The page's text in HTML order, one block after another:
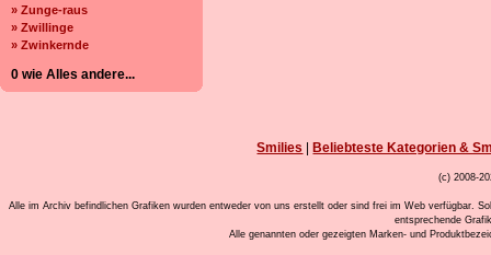
» Zunge-raus
» Zwillinge
» Zwinkernde
0 wie Alles andere...
Smilies Beliebteste Kategorien &
(c) 2008-
Alle im Archiv befindlichen Grafiken wurden entweder von uns erstellt oder sind frei im Web verfügbar.
entsprechende
Alle genannten oder gezeigten Marken- und